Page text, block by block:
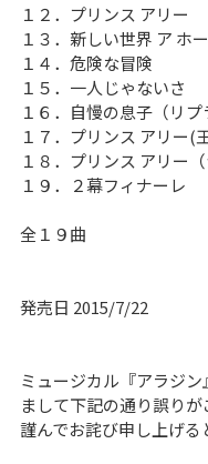
１２．プリンス アリー
１３．新しい世界 ア ホ
１４．危険な冒険
１５．一人じゃないさ
１６．自慢の息子（リプ
１７．プリンス アリー(
１８．プリンス アリー
１９．２幕フィナーレ
全１９曲
発売日 2015/7/22
ミュージカル『アラジ
まして下記の通り誤りが
謹んでお詫び申し上げる